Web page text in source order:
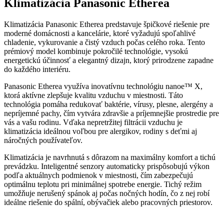
Klimatizácia Panasonic Etherea
Klimatizácia Panasonic Etherea predstavuje špičkové riešenie pre
moderné domácnosti a kancelárie, ktoré vyžadujú spoľahlivé
chladenie, vykurovanie a čistý vzduch počas celého roka. Tento
prémiový model kombinuje pokročilé technológie, vysokú
energetickú účinnosť a elegantný dizajn, ktorý prirodzene zapadne
do každého interiéru.
Panasonic Etherea využíva inovatívnu technológiu nanoe™ X,
ktorá aktívne zlepšuje kvalitu vzduchu v miestnosti. Táto
technológia pomáha redukovať baktérie, vírusy, plesne, alergény a
nepríjemné pachy, čím vytvára zdravšie a príjemnejšie prostredie pre
vás a vašu rodinu. Vďaka nepretržitej filtrácii vzduchu je
klimatizácia ideálnou voľbou pre alergikov, rodiny s deťmi aj
náročných používateľov.
Klimatizácia je navrhnutá s dôrazom na maximálny komfort a tichú
prevádzku. Inteligentné senzory automaticky prispôsobujú výkon
podľa aktuálnych podmienok v miestnosti, čím zabezpečujú
optimálnu teplotu pri minimálnej spotrebe energie. Tichý režim
umožňuje nerušený spánok aj počas nočných hodín, čo z nej robí
ideálne riešenie do spální, obývačiek alebo pracovných priestorov.